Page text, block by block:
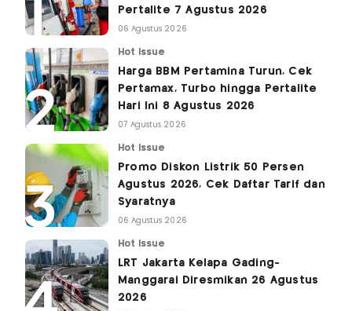
Pertalite 7 Agustus 2026
06 Agustus 2026
Hot Issue
Harga BBM Pertamina Turun, Cek
Pertamax, Turbo hingga Pertalite
Hari Ini 8 Agustus 2026
07 Agustus 2026
Hot Issue
Promo Diskon Listrik 50 Persen
Agustus 2026, Cek Daftar Tarif dan
Syaratnya
06 Agustus 2026
Hot Issue
LRT Jakarta Kelapa Gading-
Manggarai Diresmikan 26 Agustus
2026